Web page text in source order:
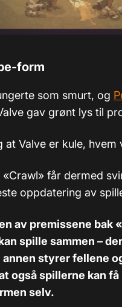
form
som smurt, og
gav grønt lys til
at Valve er kule, hvem
«Crawl» får dermed
oppdatering av
av premissene bak
spille sammen –
annen styrer fellene
også spillerne kan få
selv.